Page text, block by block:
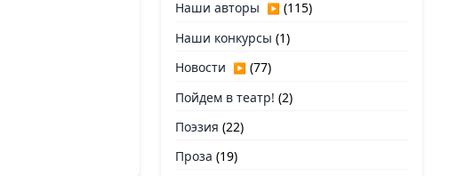
Наши авторы ▶ (115)
Наши конкурсы (1)
Новости ▶ (77)
Пойдем в театр! (2)
Поэзия (22)
Проза (19)